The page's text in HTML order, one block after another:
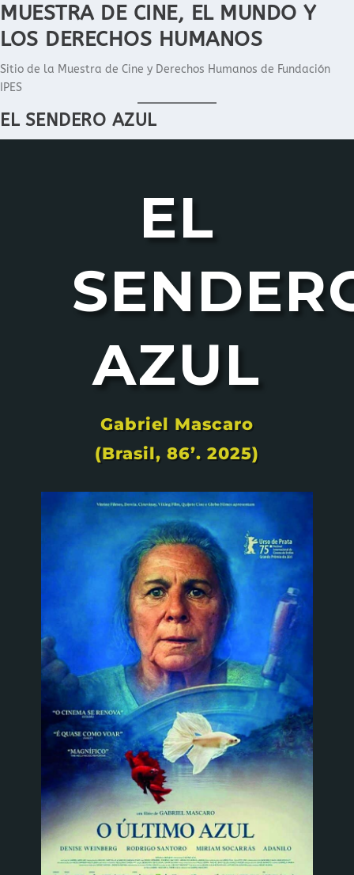
S
l
t
a
a
MUESTRA DE CINE, EL MUNDO Y
LOS DERECHOS HUMANOS
Sitio de la Muestra de Cine y Derechos Humanos de Fundación
IPES
EL SENDERO AZUL
EL
AZUL
Gabriel Mascaro
(Brasil, 86’. 2025)